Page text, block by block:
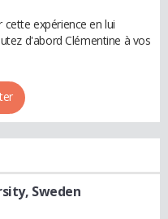
expérience en lui
d'abord Clémentine à vos
Sweden